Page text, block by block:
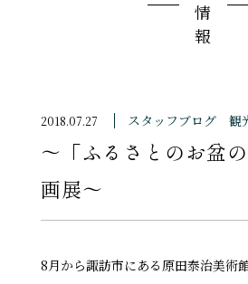
～「ふるさとのお盆
画展～
2018.07.27 スタッフブログ 観
8月から諏訪市にある原田泰治美術